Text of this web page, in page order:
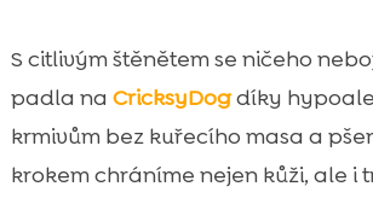
S citlivým štěnětem se ničeho
padla na CricksyDogdíky
krmivům bez kuřecího masa a
krokem chráníme nejen kůži, ale i